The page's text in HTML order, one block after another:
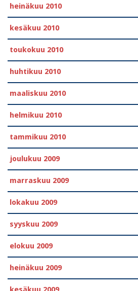
heinäkuu 2010
kesäkuu 2010
toukokuu 2010
huhtikuu 2010
maaliskuu 2010
helmikuu 2010
tammikuu 2010
joulukuu 2009
marraskuu 2009
lokakuu 2009
syyskuu 2009
elokuu 2009
heinäkuu 2009